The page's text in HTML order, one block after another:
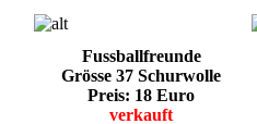
Fussballfreunde
Grösse 37 Schurwolle
Preis: 18 Euro
verkauft